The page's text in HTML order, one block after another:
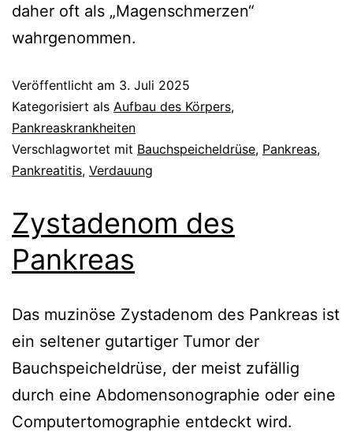
daher oft als „Magenschmerzen“
wahrgenommen.
Veröffentlicht am 3. Juli 2025
Kategorisiert als Aufbau des Körpers,
Pankreaskrankheiten
Verschlagwortet mit Bauchspeicheldrüse, Pankreas,
Pankreatitis, Verdauung
Zystadenom des
Pankreas
Das muzinöse Zystadenom des Pankreas ist
ein seltener gutartiger Tumor der
Bauchspeicheldrüse, der meist zufällig
durch eine Abdomensonographie oder eine
Computertomographie entdeckt wird.